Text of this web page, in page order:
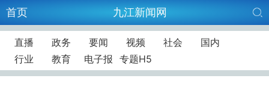
首页 九江新闻网
直播 政务 要闻 视频 社会
国内
行业
教育 电子报 专题H5